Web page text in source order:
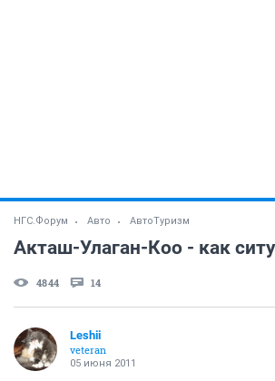
НГС.Форум Авто АвтоТуризм
4844 14
Leshii
veteran
05 июня 2011